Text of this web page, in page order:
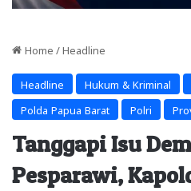
Home / Headline
Headline Hukum & Kriminal
Polda Papua Barat Polri
Tanggapi Isu
Pesparawi,